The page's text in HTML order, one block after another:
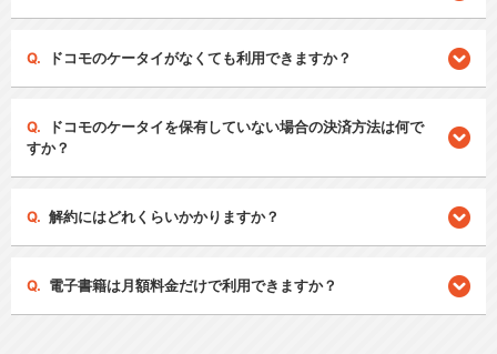
ドコモのケータイがなくても利用できますか？
ドコモのケータイを保有していない場合の決済方法は何で
すか？
解約にはどれくらいかかりますか？
電子書籍は月額料金だけで利用できますか？